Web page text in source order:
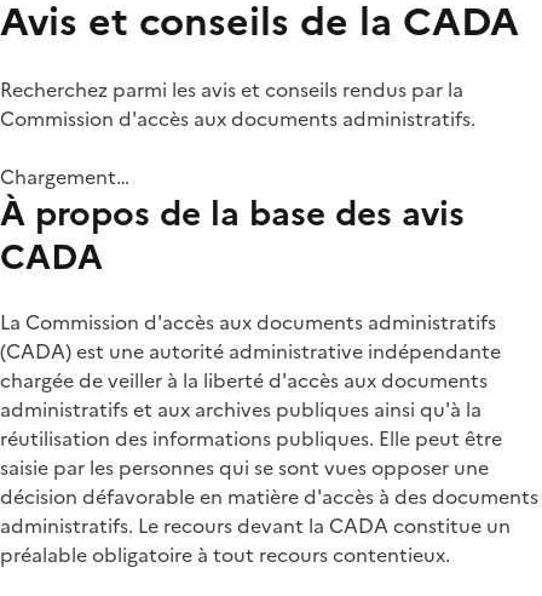
Avis et conseils de la CADA
Recherchez parmi les avis et conseils rendus par la
Commission d'accès aux documents administratifs.
Chargement…
À propos de la base des avis
CADA
La Commission d'accès aux documents administratifs
(CADA) est une autorité administrative indépendante
chargée de veiller à la liberté d'accès aux documents
administratifs et aux archives publiques ainsi qu'à la
réutilisation des informations publiques. Elle peut être
saisie par les personnes qui se sont vues opposer une
décision défavorable en matière d'accès à des documents
administratifs. Le recours devant la CADA constitue un
préalable obligatoire à tout recours contentieux.